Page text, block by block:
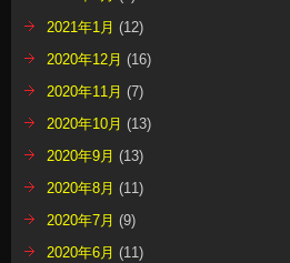
2021年1月 (12)
2020年12月 (16)
2020年11月 (7)
2020年10月 (13)
2020年9月 (13)
2020年8月 (11)
2020年7月 (9)
2020年6月 (11)